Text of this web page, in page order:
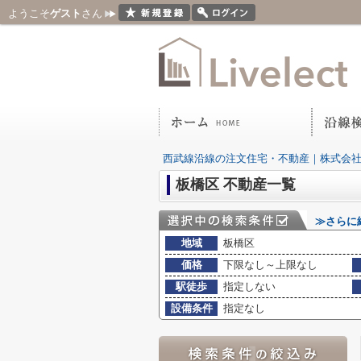
ようこそゲスト さん
西武線沿線の注文住宅・不動産｜株式会
板橋区 不動産一覧
≫さらに
地域
板橋区
価格
下限なし～上限なし
駅徒歩
指定しない
設備条件
指定なし